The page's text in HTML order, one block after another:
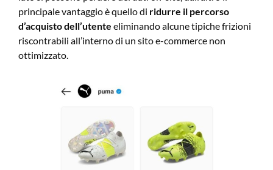
principale vantaggio è quello di ridurre il percorso
d’acquisto dell’utente eliminando alcune tipiche frizioni
riscontrabili all’interno di un sito e-commerce non
ottimizzato.